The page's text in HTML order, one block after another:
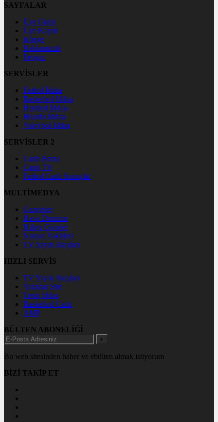
SAYFALAR
Üye Girişi
Üye Kaydı
Künye
Hakkımızda
İletişim
SERVİSLER
Futbol İddaa
Basketbol İddaa
Hentbol İddaa
Bilardo İddaa
Voleybol İddaa
SERVİSLER 2
Canlı Borsa
Canlı TV
Futbol Canlı Sonuçlar
MULTİMEDYA
Gazeteler
Hava Durumu
Haber Gönder
Namaz Vakitleri
TV Yayın Akışları
HIZLI SERVİS
TV Yayın Akışları
Yazarlar Site
Tenis İddaa
Basketbol Canlı
AMP
BÜLTEN ABONELİĞİ
+
Bu web sitesinden haber ve ebülten almak istiyorum
BİZİ TAKİP ET